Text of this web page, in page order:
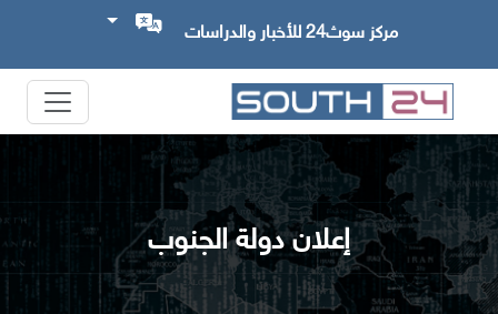
مركز سوث24 للأخبار والدراسات
إعلان دولة الجنوب